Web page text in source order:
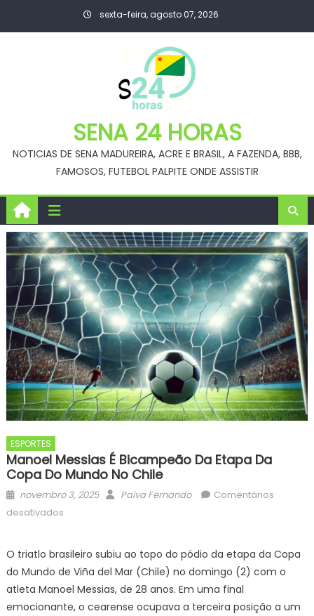
sexta-feira, agosto 07, 2026
SENA 24 HORAS
NOTICIAS DE SENA MADUREIRA, ACRE E BRASIL, A FAZENDA, BBB,
FAMOSOS, FUTEBOL PALPITE ONDE ASSISTIR
ESPORTES
Manoel Messias É Bicampeão Da Etapa Da
Copa Do Mundo No Chile
Posted
on
novembro 3, 2025 Author
Paiva Fernando
Comentários
desativadosem
é
bicampeão
da
etapa
O triatlo brasileiro subiu ao topo do pódio da etapa da Copa
do Mundo de Viña del Mar (Chile) no domingo (2) com o
atleta Manoel Messias, de 28 anos. Em uma final
emocionante, o cearense ocupava a terceira posição a um